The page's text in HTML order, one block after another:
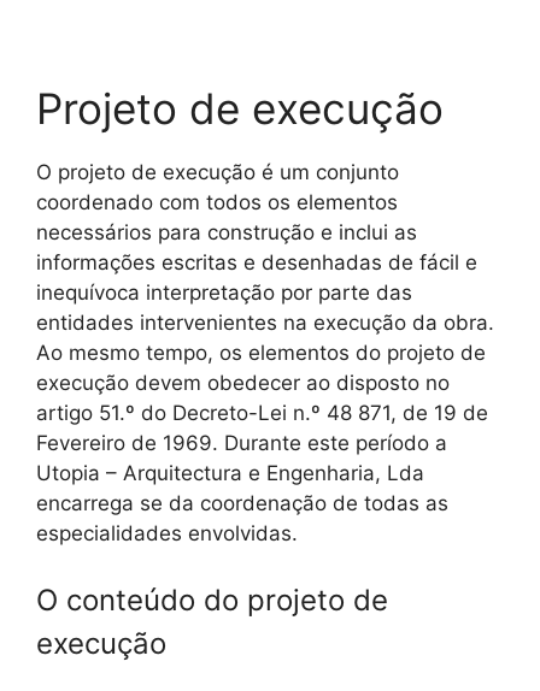
Projeto de execução
O projeto de execução é um conjunto
coordenado com todos os elementos
necessários para construção e inclui as
informações escritas e desenhadas de fácil e
inequívoca interpretação por parte das
entidades intervenientes na execução da obra.
Ao mesmo tempo, os elementos do projeto de
execução devem obedecer ao disposto no
artigo 51.º do Decreto-Lei n.º 48 871, de 19 de
Fevereiro de 1969. Durante este período a
Utopia – Arquitectura e Engenharia, Lda
encarrega se da coordenação de todas as
especialidades envolvidas.
O conteúdo do projeto de
execução